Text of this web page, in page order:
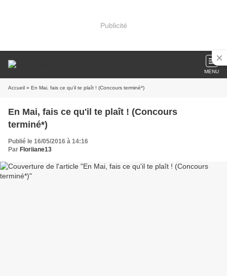
Publicité
MENU
Accueil » En Mai, fais ce qu'il te plaît ! (Concours terminé*)
En Mai, fais ce qu'il te plaît ! (Concours
terminé*)
Publié le 16/05/2016 à 14:16
Par Floriiane13